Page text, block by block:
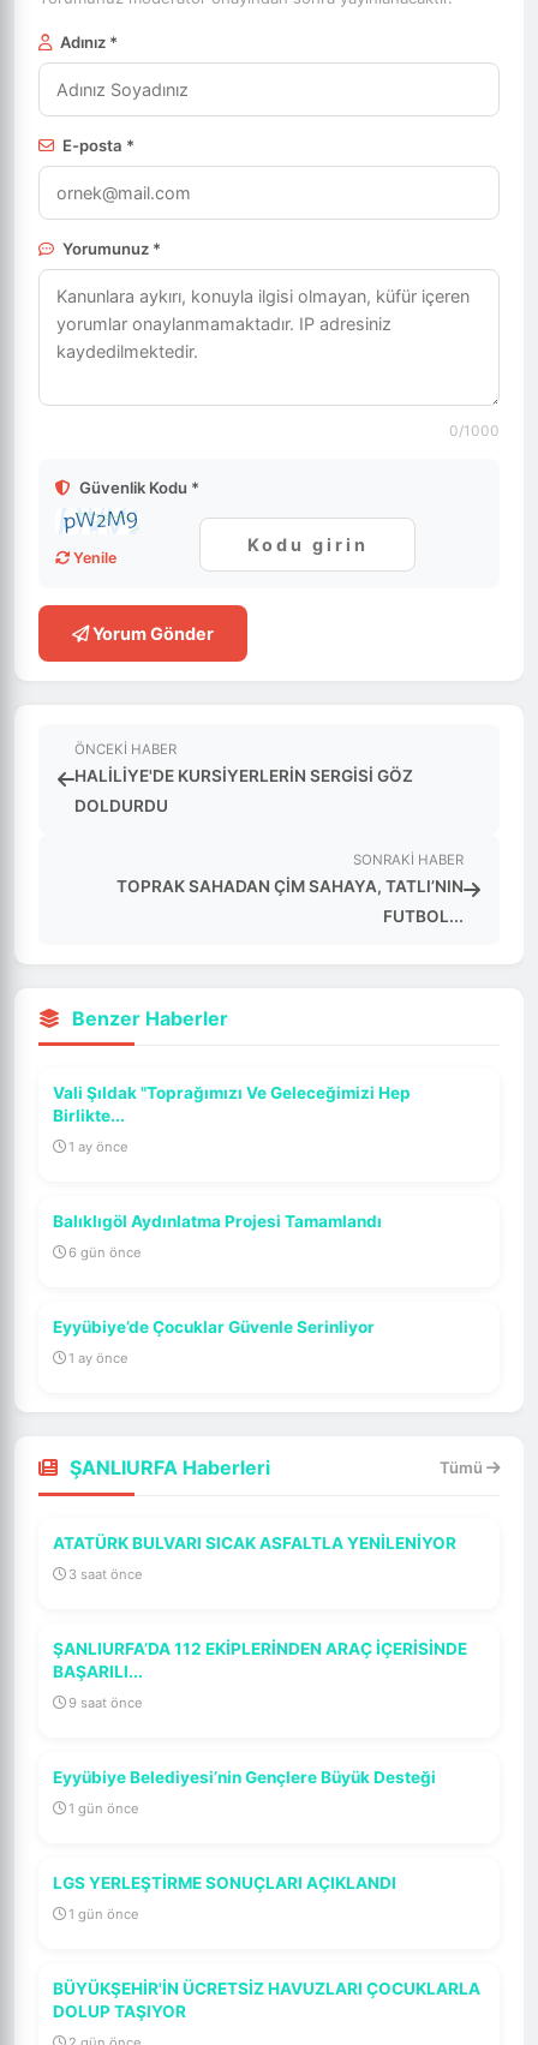
Adınız *
E-posta *
Yorumunuz *
0/1000
Güvenlik Kodu *
Yenile
Yorum Gönder
ÖNCEKI HABER
HALİLİYE'DE KURSİYERLERİN SERGİSİ GÖZ
DOLDURDU
SONRAKI HABER
TOPRAK SAHADAN ÇİM SAHAYA, TATLI’NIN
FUTBOL...
Benzer Haberler
Vali Şıldak "Toprağımızı Ve Geleceğimizi Hep
Birlikte...
1 ay önce
Balıklıgöl Aydınlatma Projesi Tamamlandı
6 gün önce
Eyyübiye’de Çocuklar Güvenle Serinliyor
1 ay önce
ŞANLIURFA Haberleri Tümü
ATATÜRK BULVARI SICAK ASFALTLA YENİLENİYOR
3 saat önce
ŞANLIURFA’DA 112 EKİPLERİNDEN ARAÇ İÇERİSİNDE
BAŞARILI...
9 saat önce
Eyyübiye Belediyesi’nin Gençlere Büyük Desteği
1 gün önce
LGS YERLEŞTİRME SONUÇLARI AÇIKLANDI
1 gün önce
BÜYÜKŞEHİR'İN ÜCRETSİZ HAVUZLARI ÇOCUKLARLA
DOLUP TAŞIYOR